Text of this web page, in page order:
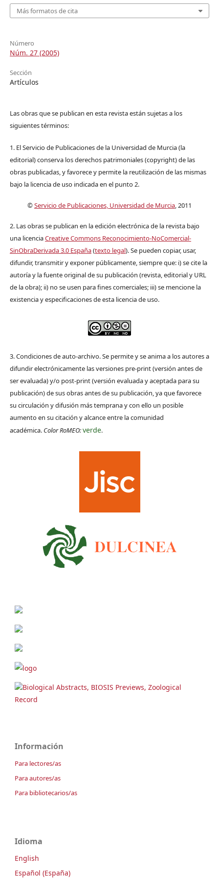
Más formatos de cita
Número
Núm. 27 (2005)
Sección
Artículos
Las obras que se publican en esta revista están sujetas a los
siguientes términos:
1. El Servicio de Publicaciones de la Universidad de Murcia (la
editorial) conserva los derechos patrimoniales (copyright) de las
obras publicadas, y favorece y permite la reutilización de las mismas
bajo la licencia de uso indicada en el punto 2.
©Servicio de Publicaciones, Universidad de Murcia, 2011
2. Las obras se publican en la edición electrónica de la revista bajo
una licenciaCreative Commons Reconocimiento-NoComercial-
SinObraDerivada 3.0 España(texto legal). Se pueden copiar, usar,
difundir, transmitir y exponer públicamente, siempre que: i) se cite la
autoría y la fuente original de su publicación (revista, editorial y URL
de la obra); ii) no se usen para fines comerciales; iii) se mencione la
existencia y especificaciones de esta licencia de uso.
3. Condiciones de auto-archivo. Se permite y se anima a los autores a
difundir electrónicamente las versiones pre-print (versión antes de
ser evaluada) y/o post-print (versión evaluada y aceptada para su
publicación) de sus obras antes de su publicación, ya que favorece
su circulación y difusión más temprana y con ello un posible
aumento en su citación y alcance entre la comunidad
académica. Color RoMEO:verde.
Biological Abstracts, BIOSIS Previews, Zoological
Record
Información
Para lectores/as
Para autores/as
Para bibliotecarios/as
Idioma
English
Español (España)